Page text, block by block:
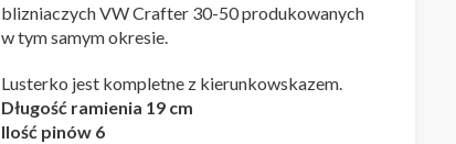
blizniaczych VW Crafter 30-50 produkowanych
w tym samym okresie.
Lusterko jest kompletne z kierunkowskazem.
Długość ramienia 19 cm
Ilość pinów 6